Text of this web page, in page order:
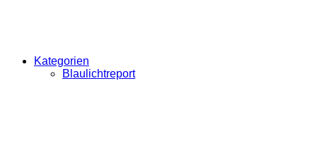
Kategorien
Blaulichtreport